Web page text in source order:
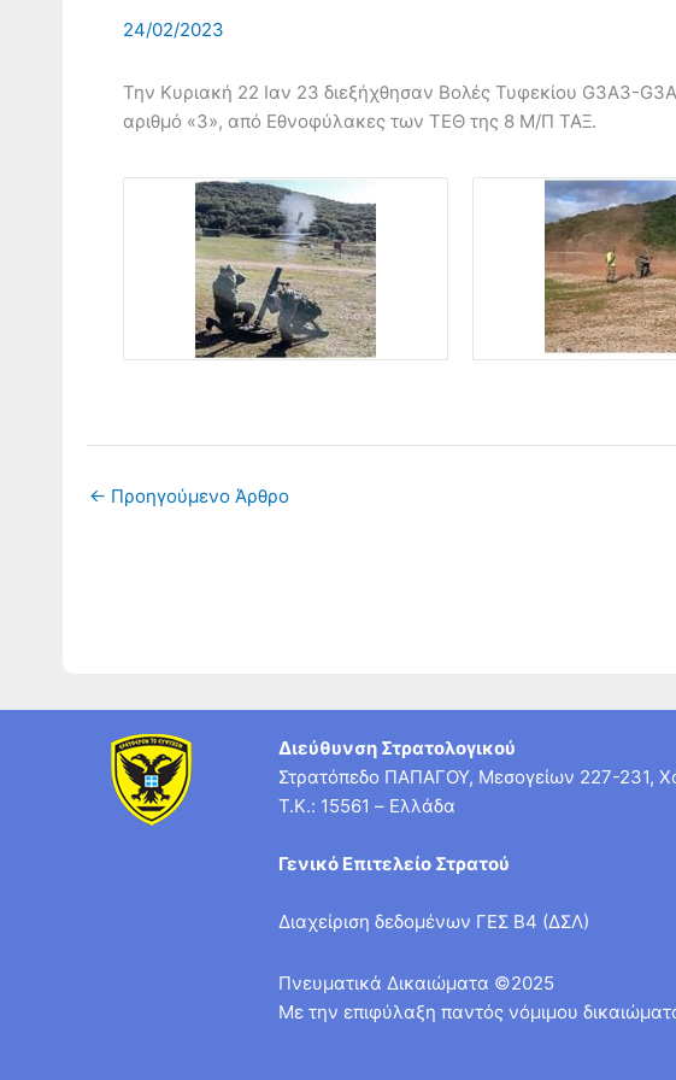
24/02/2023
Την Κυριακή 22 Ιαν 23 διεξήχθησαν Βολές Τυφεκίου G3A3-
αριθμό «3», από Εθνοφύλακες των ΤΕΘ της 8 Μ/Π ΤΑΞ.
← Προηγούμενο Άρθρο
Διεύθυνση Στρατολογικού
Στρατόπεδο ΠΑΠΑΓΟΥ, Μεσογείων 227-231,
T.K.: 15561 – Ελλάδα
Γενικό Επιτελείο Στρατού
Διαχείριση δεδομένων ΓΕΣ Β4 (ΔΣΛ)
Πνευματικά Δικαιώματα ©2025
Με την επιφύλαξη παντός νόμιμου